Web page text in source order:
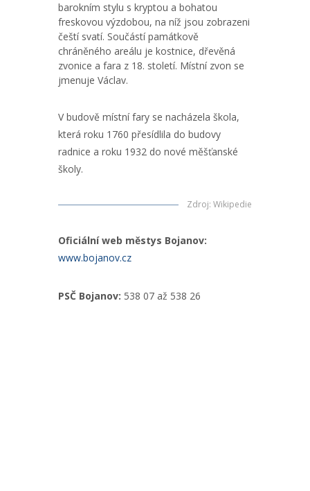
barokním stylu s kryptou a bohatou
freskovou výzdobou, na níž jsou zobrazeni
čeští svatí. Součástí památkově
chráněného areálu je kostnice, dřevěná
zvonice a fara z 18. století. Místní zvon se
jmenuje Václav.
V budově místní fary se nacházela škola,
která roku 1760 přesídlila do budovy
radnice a roku 1932 do nové měšťanské
školy.
Zdroj: Wikipedie
Oficiální web městys Bojanov:
www.bojanov.cz
PSČ Bojanov: 538 07 až 538 26